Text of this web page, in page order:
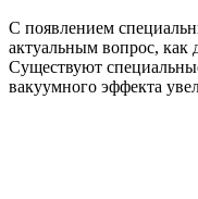
С появлением
актуальным вопрос, как
Существуют
вакуумного эффекта